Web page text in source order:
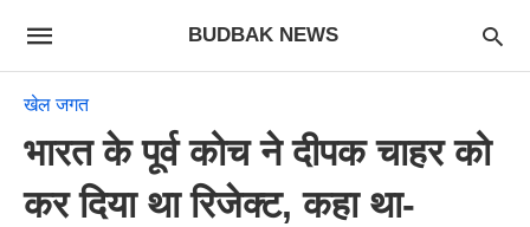
BUDBAK NEWS
खेल जगत
भारत के पूर्व कोच ने दीपक चाहर को
कर दिया था रिजेक्ट, कहा था-